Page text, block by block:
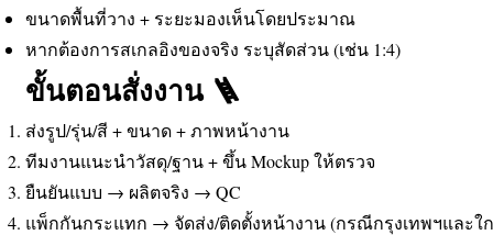
ขนาดพื้นที่วาง + ระยะมองเห็นโดยประมาณ
หากต้องการสเกลอิงของจริง ระบุสัดส่วน (เช่น 1:4)
ขั้นตอนสั่งงาน 🪜
ส่งรูป/รุ่น/สี + ขนาด + ภาพหน้างาน
ทีมงานแนะนำวัสดุ/ฐาน + ขึ้น Mockup ให้ตรวจ
ยืนยันแบบ → ผลิตจริง → QC
แพ็กกันกระแทก → จัดส่ง/ติดตั้งหน้างาน (กรณีกรุงเทพฯและใก